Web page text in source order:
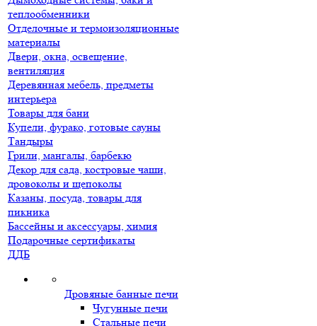
теплообменники
Отделочные и термоизоляционные
материалы
Двери, окна, освещение,
вентиляция
Деревянная мебель, предметы
интерьера
Товары для бани
Купели, фурако, готовые сауны
Тандыры
Грили, мангалы, барбекю
Декор для сада, костровые чаши,
дровоколы и щепоколы
Казаны, посуда, товары для
пикника
Бассейны и аксессуары, химия
Подарочные сертификаты
ДДБ
Дровяные банные печи
Чугунные печи
Стальные печи